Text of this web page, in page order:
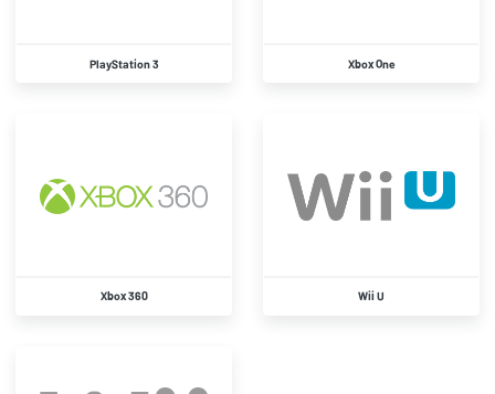
PlayStation 3 Xbox One
Xbox 360 Wii U